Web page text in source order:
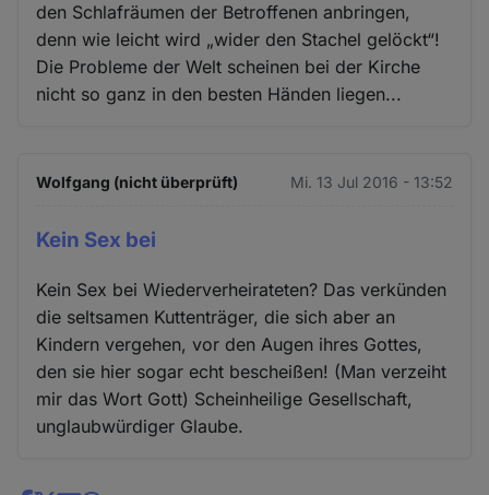
den Schlafräumen der Betroffenen anbringen,
denn wie leicht wird „wider den Stachel gelöckt“!
Die Probleme der Welt scheinen bei der Kirche
nicht so ganz in den besten Händen liegen...
Wolfgang (nicht überprüft) Mi. 13 Jul 2016 - 13:52
Kein Sex bei
Kein Sex bei Wiederverheirateten? Das verkünden
die seltsamen Kuttenträger, die sich aber an
Kindern vergehen, vor den Augen ihres Gottes,
den sie hier sogar echt bescheißen! (Man verzeiht
mir das Wort Gott) Scheinheilige Gesellschaft,
unglaubwürdiger Glaube.